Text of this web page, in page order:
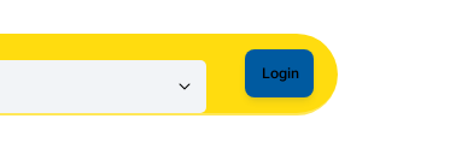
Login